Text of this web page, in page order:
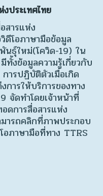
ประเทศไทย
ารแห่ง
ดีโอภาษามือข้อมูล
พันธุ์ใหม่(โควิด-19) ใน
งข้อมูลความรู้เกี่ยวกับ
การปฏิบัติตัวเมื่อเกิด
การให้บริการของทาง
จัดทำโดยเจ้าหน้าที่
ดการสื่อสารแห่ง
ารถคลิกที่ภาพประกอบ
อภาษามือที่ทาง TTRS